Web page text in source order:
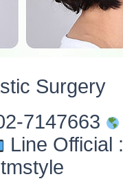
Surgery
7147663
Line Official :